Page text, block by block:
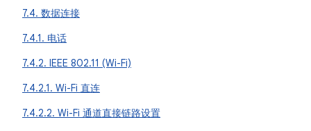
7.4. 数据连接
7.4.1. 电话
7.4.2. IEEE 802.11 (Wi-Fi)
7.4.2.1. Wi-Fi 直连
7.4.2.2. Wi-Fi 通道直接链路设置